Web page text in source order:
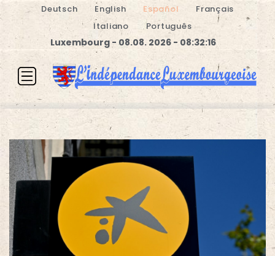
Deutsch English Español
Français
Italiano
Português
Luxembourg - 08.08. 2026 - 08:32:16